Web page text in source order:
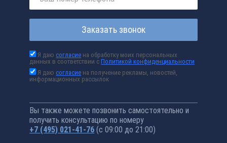
Заказать звонок
Я даюсогласие на обработку моих персональных
данных в соответствии сПолитикой конфиденциальности
Я даюсогласие на получение рекламы, новостей,
информационных рассылок
Вы также можете позвонить самостоятельно и
получить консультацию по номеру
+7 (495) 021-41-76 (с 09:00 до 21:00)